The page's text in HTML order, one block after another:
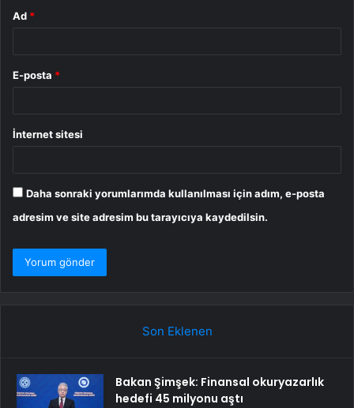
Ad *
E-posta *
İnternet sitesi
Daha sonraki yorumlarımda kullanılması için adım, e-posta
adresim ve site adresim bu tarayıcıya kaydedilsin.
Son Eklenen
Bakan Şimşek: Finansal okuryazarlık
hedefi 45 milyonu aştı